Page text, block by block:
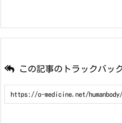
この記事のトラックバック